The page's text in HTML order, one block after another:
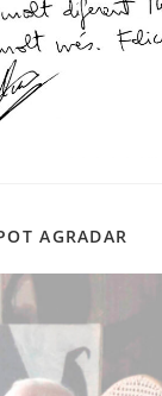
AGRADAR